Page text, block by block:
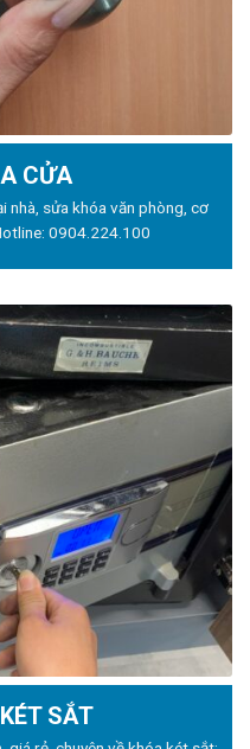
CỬA
nhà, sửa khóa văn phòng, cơ
0904.224.100
SẮT